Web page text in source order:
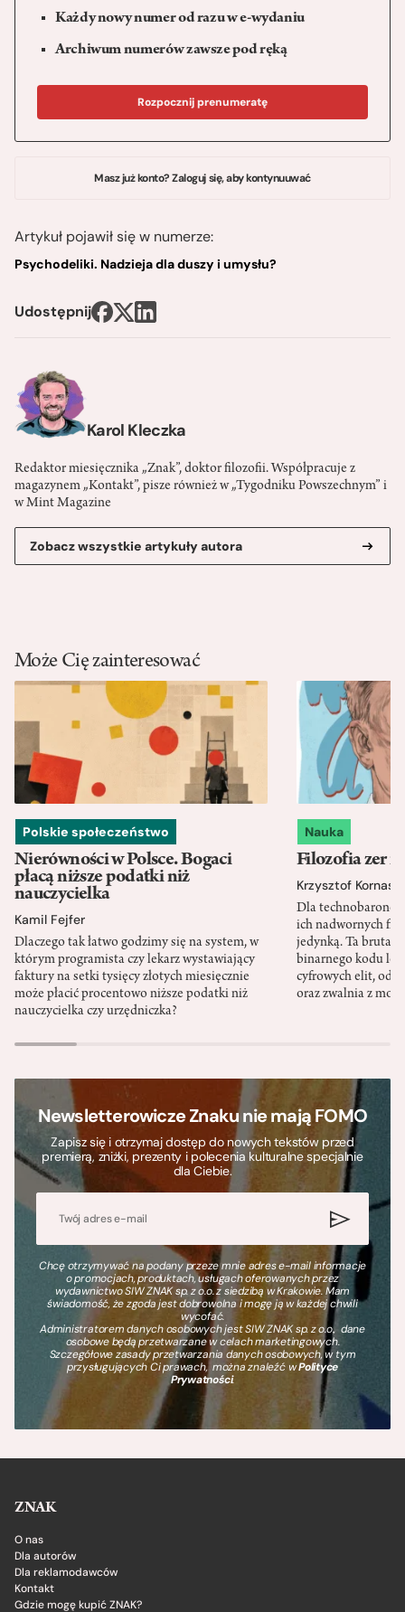
Karol Kleczka
Redaktor miesięcznika „Znak”, doktor filozofii. Współpracuje z
magazynem „Kontakt”, pisze również w „Tygodniku Powszechnym” i
w Mint Magazine
Zobacz wszystkie artykuły autora
Każdy nowy numer od razu w e-wydaniu
Archiwum numerów zawsze pod ręką
Rozpocznij prenumeratę
Masz już konto? Zaloguj się, aby kontynuuwać
Artykuł pojawił się w numerze:
Psychodeliki. Nadzieja dla duszy i umysłu?
Udostępnij
Może Cię zainteresować
Polskie społeczeństwo
Nierówności w Polsce. Bogaci
płacą niższe podatki niż
nauczycielka
Kamil Fejfer
Dlaczego tak łatwo godzimy się na system, w
którym programista czy lekarz wystawiający
faktury na setki tysięcy złotych miesięcznie
może płacić procentowo niższe podatki niż
nauczycielka czy urzędniczka?
Nauka
Filozofia zer i
Krzysztof Kornas
Dla
ich nadwornych
jedynką. Ta
binarnego kodu
cyfrowych elit,
oraz zwalnia z
Newsletterowicze Znaku nie mają FOMO
Zapisz się i otrzymaj dostęp do nowych tekstów przed
premierą, zniżki, prezenty i polecenia kulturalne specjalnie
dla Ciebie.
Chcę otrzymywać na podany przeze mnie adres e-mail informacje
o promocjach, produktach, usługach oferowanych przez
wydawnictwo SIW ZNAK sp. z o.o. z siedzibą w Krakowie. Mam
świadomość, że zgoda jest dobrowolna i mogę ją w każdej chwili
wycofać.
Administratorem danych osobowych jest SIW ZNAK sp. z o.o., dane
osobowe będą przetwarzane w celach marketingowych.
Szczegółowe zasady przetwarzania danych osobowych, w tym
przysługujących Ci prawach, można znaleźć wPolityce
Prywatności.
ZNAK
O nas
Dla autorów
Dla reklamodawców
Kontakt
Gdzie mogę kupić ZNAK?